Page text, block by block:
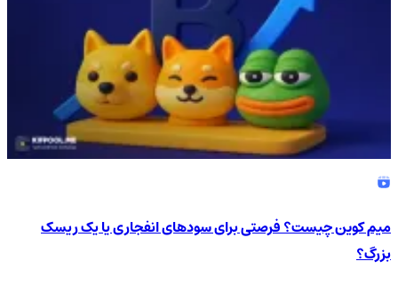
میم کوین چیست؟ فرصتی برای سودهای انفجاری یا یک ریسک
بزرگ؟